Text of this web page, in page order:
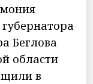
Беглова
области
в